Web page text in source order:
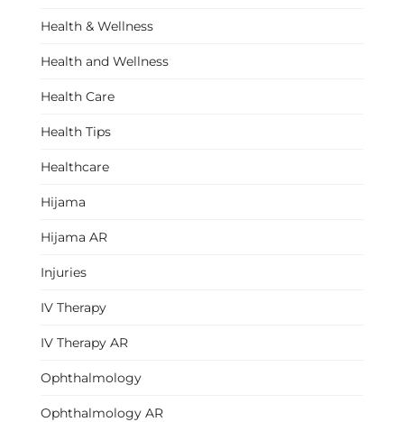
Health & Wellness
Health and Wellness
Health Care
Health Tips
Healthcare
Hijama
Hijama AR
Injuries
IV Therapy
IV Therapy AR
Ophthalmology
Ophthalmology AR